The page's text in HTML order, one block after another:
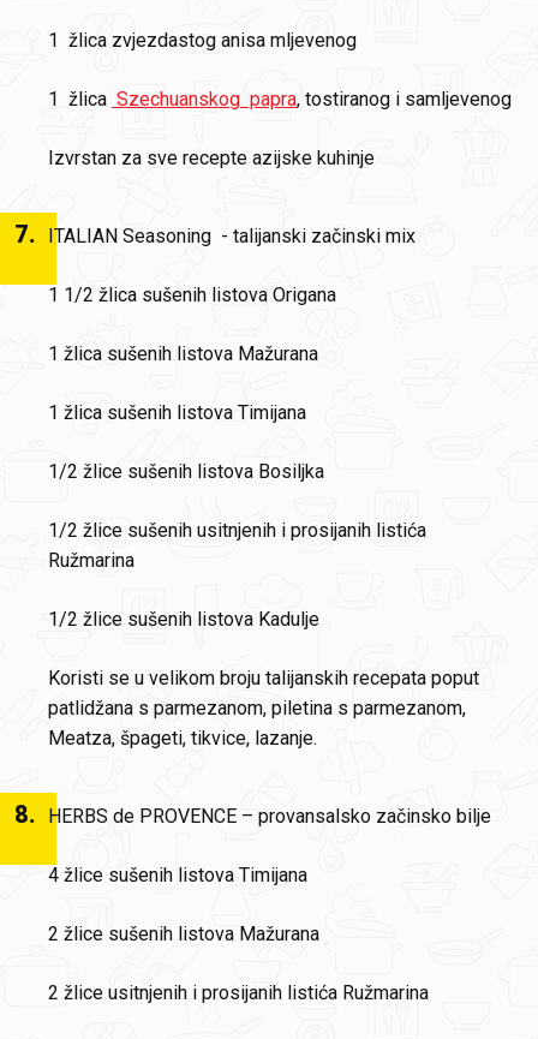
1 žlica zvjezdastog anisa mljevenog
1 žlica Szechuanskog papra, tostiranog i samljevenog
Izvrstan za sve recepte azijske kuhinje
7. ITALIAN Seasoning - talijanski začinski mix
1 1/2 žlica sušenih listova Origana
1 žlica sušenih listova Mažurana
1 žlica sušenih listova Timijana
1/2 žlice sušenih listova Bosiljka
1/2 žlice sušenih usitnjenih i prosijanih listića
Ružmarina
1/2 žlice sušenih listova Kadulje
Koristi se u velikom broju talijanskih recepata poput
patlidžana s parmezanom, piletina s parmezanom,
Meatza, špageti, tikvice, lazanje.
8. HERBS de PROVENCE – provansalsko začinsko bilje
4 žlice sušenih listova Timijana
2 žlice sušenih listova Mažurana
2 žlice usitnjenih i prosijanih listića Ružmarina